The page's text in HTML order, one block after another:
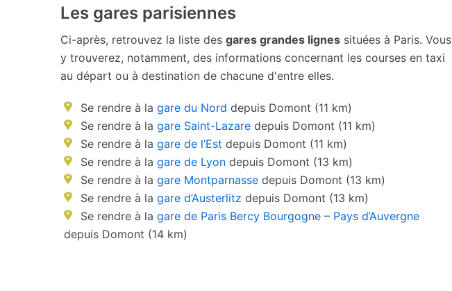
Les gares parisiennes
Ci-après, retrouvez la liste des gares grandes lignes situées à Paris. Vous
y trouverez, notamment, des informations concernant les courses en taxi
au départ ou à destination de chacune d'entre elles.
Se rendre à la gare du Nord depuis Domont (11 km)
Se rendre à la gare Saint-Lazare depuis Domont (11 km)
Se rendre à la gare de l’Est depuis Domont (11 km)
Se rendre à la gare de Lyon depuis Domont (13 km)
Se rendre à la gare Montparnasse depuis Domont (13 km)
Se rendre à la gare d’Austerlitz depuis Domont (13 km)
Se rendre à la gare de Paris Bercy Bourgogne – Pays d’Auvergne
depuis Domont (14 km)